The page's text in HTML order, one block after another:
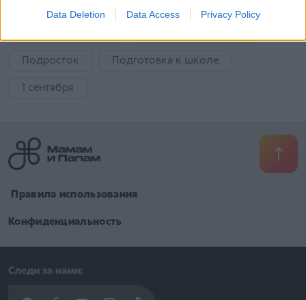
Data Deletion Data Access Privacy Policy
Эмоции ребенка
Подросток Подготовка к школе
1 сентября
​ Правила использования
Конфиденциальность
Следи за нами: